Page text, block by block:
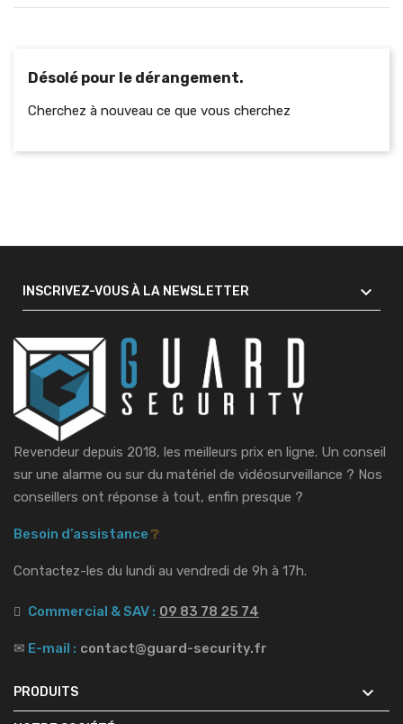
Désolé pour le dérangement.
Cherchez à nouveau ce que vous cherchez
INSCRIVEZ-VOUS À LA NEWSLETTER 
Revendeur depuis 2018, les meilleurs prix en ligne. Un conseil
sur une alarme ou sur du matériel de vidéosurveillance ? Nos
conseillers ont réponse à tout, enfin presque ?
Besoin d’assistance ❔
Contactez-les du lundi au vendredi de 9h à 17h.
Commercial & SAV : 09 83 78 25 74
✉ E-mail : contact@guard-security.fr
PRODUITS 